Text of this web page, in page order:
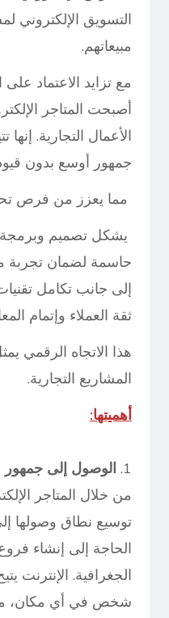
التسويق الإلكتروني
مبيعاتهم.
مع تزايد الاعتماد على
أصبحت المتاجر
الأعمال التجارية.
جمهور أوسع بدون
مما يعزز من فرص
يشكل تصميم وبرمجة
حاسمة لضمان تجربة
إلى جانب تكامل
ثقة العملاء وإتمام
هذا الاتجاه الرقمي
المشاريع التجارية.
أهميتها:
1. الوصول إلى جمهور
من خلال المتاجر
توسيع نطاق وصولها
الحاجة إلى إنشاء
الجغرافية. الإنترنت
شخص في أي مكان،